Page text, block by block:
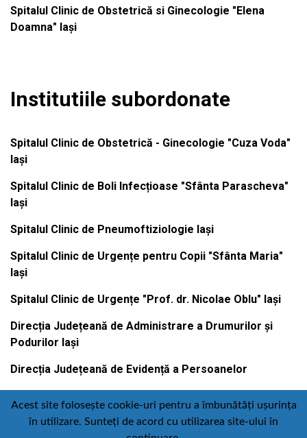
Spitalul Clinic de Obstetrică si Ginecologie "Elena
Doamna" Iași
Institutiile subordonate
Spitalul Clinic de Obstetrică - Ginecologie "Cuza Voda"
Iași
Spitalul Clinic de Boli Infecțioase "Sfânta Parascheva"
Iași
Spitalul Clinic de Pneumoftiziologie Iași
Spitalul Clinic de Urgențe pentru Copii "Sfânta Maria"
Iași
Spitalul Clinic de Urgențe "Prof. dr. Nicolae Oblu" Iași
Direcția Județeană de Administrare a Drumurilor și
Podurilor Iași
Direcția Județeană de Evidență a Persoanelor
Contact Politică de confidențialitate
Acest site folosește cookie-uri pentru a îmbunătăți ușurința
în utilizare. Sunteți de acord cu utilizarea site-ului în